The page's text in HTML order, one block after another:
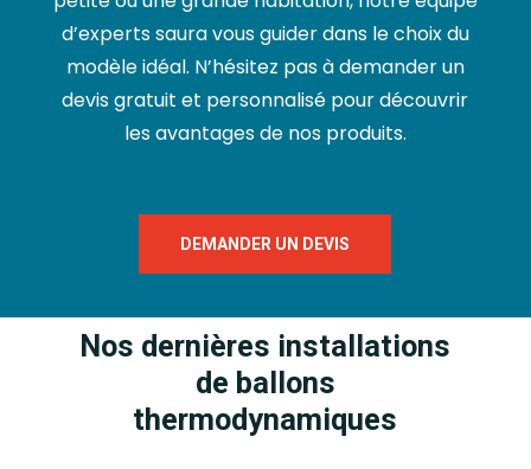
d’experts saura vous guider dans le choix du
modèle idéal. N’hésitez pas à demander un
devis gratuit et personnalisé pour découvrir
les avantages de nos produits.
DEMANDER UN DEVIS
Nos dernières installations
de ballons
thermodynamiques